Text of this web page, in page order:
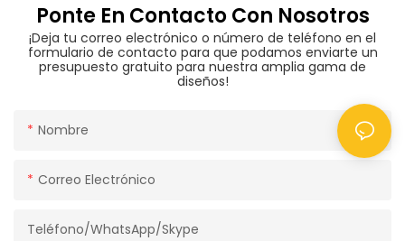
Ponte En Contacto Con Nosotros
¡Deja tu correo electrónico o número de teléfono en el
formulario de contacto para que podamos enviarte un
presupuesto gratuito para nuestra amplia gama de
diseños!
Nombre
Correo Electrónico
Teléfono/WhatsApp/Skype